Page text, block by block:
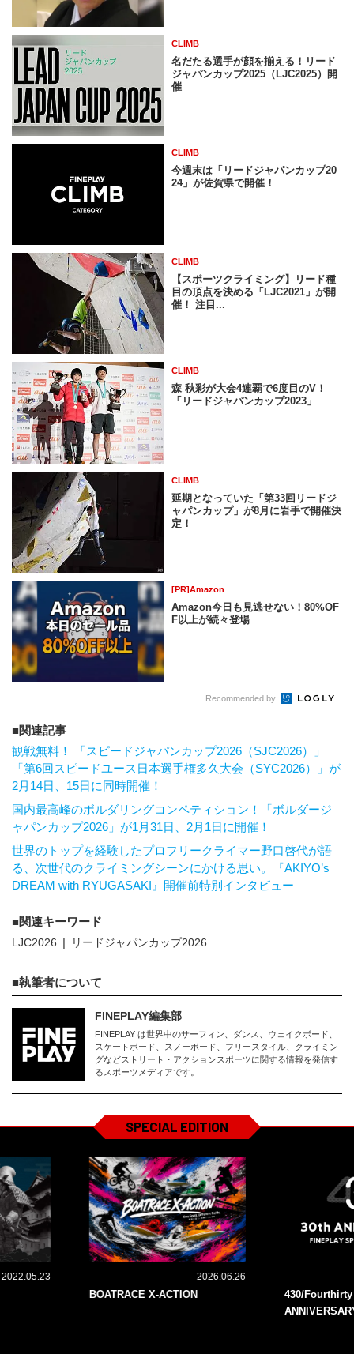
CLIMB
名だたる選手が顔を揃える！リード
ジャパンカップ2025（LJC2025）開
催
CLIMB
今週末は「リードジャパンカップ20
24」が佐賀県で開催！
CLIMB
【スポーツクライミング】リード種
目の頂点を決める「LJC2021」が開
催！ 注目...
CLIMB
森 秋彩が大会4連覇で6度目のV！
「リードジャパンカップ2023」
CLIMB
延期となっていた「第33回リードジ
ャパンカップ」が8月に岩手で開催決
定！
[PR]Amazon
Amazon今日も見逃せない！80%OF
F以上が続々登場
Recommended by
関連記事
観戦無料！ 「スピードジャパンカップ2026（SJC2026）」
「第6回スピードユース日本選手権多久大会（SYC2026）」が
2月14日、15日に同時開催！
国内最高峰のボルダリングコンペティション！「ボルダージ
ャパンカップ2026」が1月31日、2月1日に開催！
世界のトップを経験したプロフリークライマー野口啓代が語
る、次世代のクライミングシーンにかける思い。『AKIYO’s
DREAM with RYUGASAKI』開催前特別インタビュー
関連キーワード
LJC2026 リードジャパンカップ2026
執筆者について
FINEPLAY編集部
FINEPLAY は世界中のサーフィン、ダンス、ウェイクボード、
スケートボード、スノーボード、フリースタイル、クライミン
グなどストリート・アクションスポーツに関する情報を発信す
るスポーツメディアです。
SPECIAL EDITION
2022.05.23 2026.06.26
BOATRACE X-ACTION
430/